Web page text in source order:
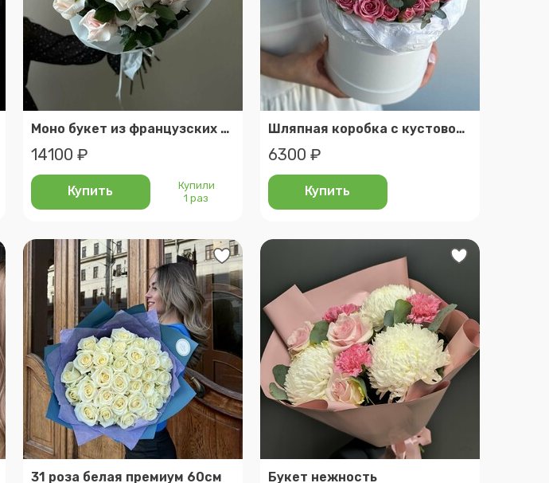
Моно букет из французских розовых роз 08
14100 ₽
Купить
Купили
1 раз
Шляпная коробка с кустовой розой ( n 142 )
6300 ₽
Купить
31 роза белая премиум 60см Букет нежность